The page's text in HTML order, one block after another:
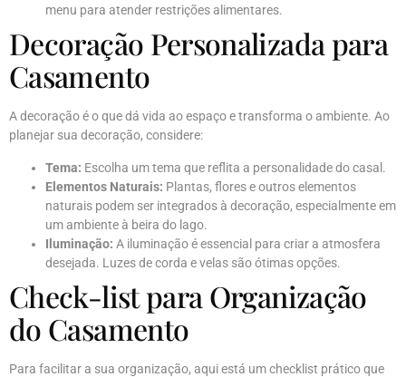
menu para atender restrições alimentares.
Decoração Personalizada para
Casamento
A decoração é o que dá vida ao espaço e transforma o ambiente. Ao
planejar sua decoração, considere:
Tema: Escolha um tema que reflita a personalidade do casal.
Elementos Naturais: Plantas, flores e outros elementos
naturais podem ser integrados à decoração, especialmente em
um ambiente à beira do lago.
Iluminação: A iluminação é essencial para criar a atmosfera
desejada. Luzes de corda e velas são ótimas opções.
Check-list para Organização
do Casamento
Para facilitar a sua organização, aqui está um checklist prático que